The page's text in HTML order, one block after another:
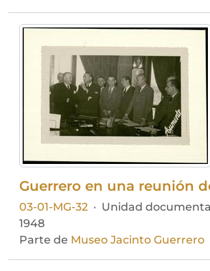
03-01-MG-32 · Unidad
1948
Parte de Museo Jacinto Guerrero